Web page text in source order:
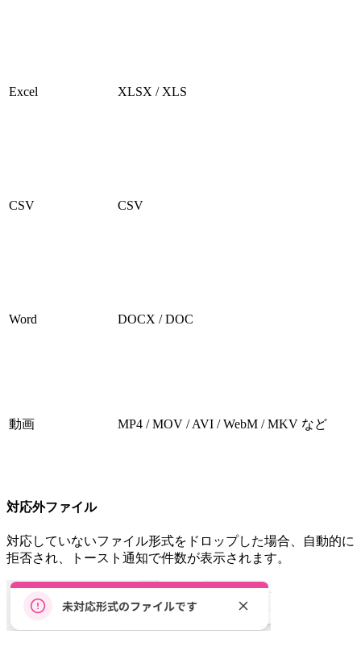
Excel XLSX / XLS
CSV CSV
Word DOCX / DOC
動画 MP4 / MOV / AVI / WebM / MKV など
対応外ファイル
対応していないファイル形式をドロップした場合、自動的に
拒否され、トースト通知で件数が表示されます。